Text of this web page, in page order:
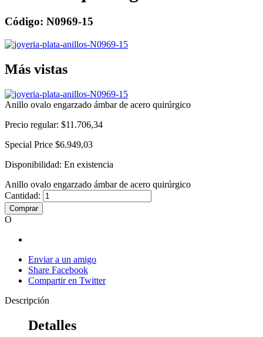
Código: N0969-15
Más vistas
Anillo ovalo engarzado ámbar de acero quirúrgico
Precio regular: $11.706,34
Special Price $6.949,03
Disponibilidad: En existencia
Anillo ovalo engarzado ámbar de acero quirúrgico
Cantidad:
Comprar
O
Enviar a un amigo
Share Facebook
Compartir en Twitter
Descripción
Detalles